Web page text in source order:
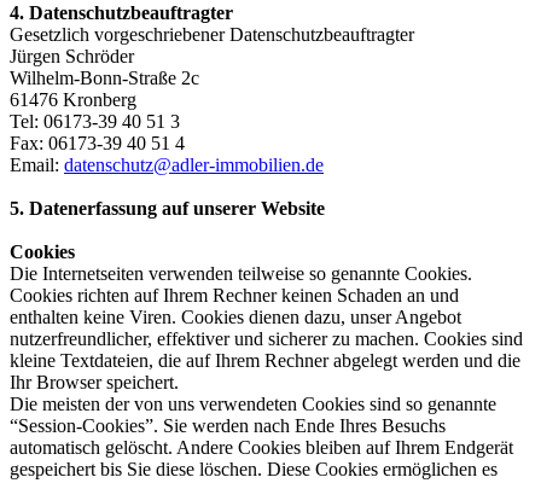
4. Datenschutzbeauftragter
Gesetzlich vorgeschriebener Datenschutzbeauftragter
Jürgen Schröder
Wilhelm-Bonn-Straße 2c
61476 Kronberg
Tel: 06173-39 40 51 3
Fax: 06173-39 40 51 4
Email: datenschutz@adler-immobilien.de
5. Datenerfassung auf unserer Website
Cookies
Die Internetseiten verwenden teilweise so genannte Cookies.
Cookies richten auf Ihrem Rechner keinen Schaden an und
enthalten keine Viren. Cookies dienen dazu, unser Angebot
nutzerfreundlicher, effektiver und sicherer zu machen. Cookies sind
kleine Textdateien, die auf Ihrem Rechner abgelegt werden und die
Ihr Browser speichert.
Die meisten der von uns verwendeten Cookies sind so genannte
“Session-Cookies”. Sie werden nach Ende Ihres Besuchs
automatisch gelöscht. Andere Cookies bleiben auf Ihrem Endgerät
gespeichert bis Sie diese löschen. Diese Cookies ermöglichen es